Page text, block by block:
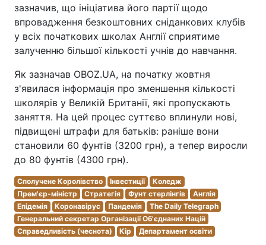
зазначив, що ініціатива його партії щодо
впровадження безкоштовних сніданкових клубів
у всіх початкових школах Англії сприятиме
залученню більшої кількості учнів до навчання.
Як зазначав OBOZ.UA, на початку жовтня
з'явилася інформація про зменшення кількості
школярів у Великій Британії, які пропускають
заняття. На цей процес суттєво вплинули нові,
підвищені штрафи для батьків: раніше вони
становили 60 фунтів (3200 грн), а тепер виросли
до 80 фунтів (4300 грн).
Сполучене Королівство Інвестиції
Коледж
Прем'єр-міністр
Стратегія Фунт стерлінгів
Англія
Епідемія
Коронавірус Пандемія
The Daily Telegraph
Генеральний секретар Організації Об'єднаних Націй
Справедливість (чеснота)
Кір Департамент освіти